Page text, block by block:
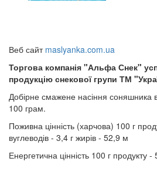
Веб сайт maslyanka.com.ua
Торгова компанія "Альфа Снек"
продукцію снекової групи ТМ
Добірне смажене насіння соняшника в
100 грам.
Поживна цінність (харчова) 100 г
вуглеводів - 3,4 г жирів - 52,9 м
Енергетична цінність 100 г продукту -